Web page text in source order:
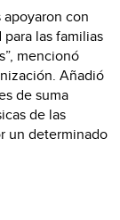
con
las familias
mencionó
Añadió
de suma
de las
un determinado